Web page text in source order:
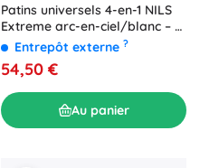
Patins universels 4-en-1 NILS
Extreme arc-en-ciel/blanc – S
(31-34)
Entrepôt externe ?
54,50 €
Au panier